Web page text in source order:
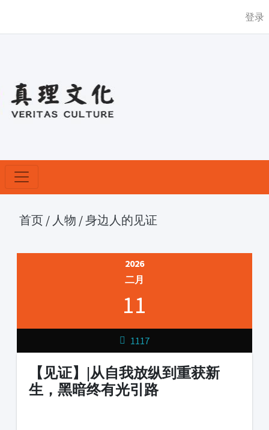
登录
首页 / 人物 /身边人的见证
2026
二月
11
1117
【见证】|从自我放纵到重获新
生，黑暗终有光引路